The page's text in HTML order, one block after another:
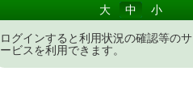
大 中 小
ログインすると利用状況の確認等のサ
ービスを利用できます。